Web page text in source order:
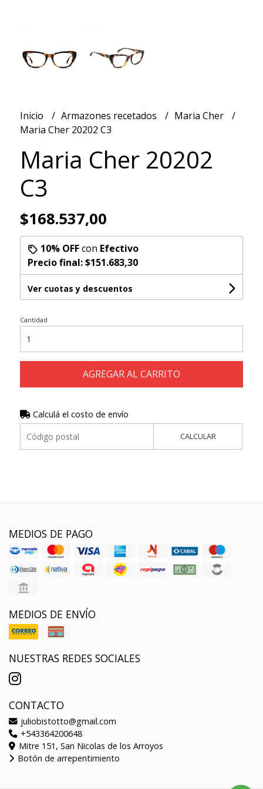
Inicio Armazones recetados
Maria Cher
Maria Cher 20202 C3
Maria Cher 20202
C3
$168.537,00
10% OFFcon Efectivo
Precio final:$151.683,30
Ver cuotas y descuentos
Cantidad
AGREGAR AL CARRITO
Calculá el costo de envío
CALCULAR
MEDIOS DE PAGO
MEDIOS DE ENVÍO
NUESTRAS REDES SOCIALES
CONTACTO
juliobistotto@gmail.com
+543364200648
Mitre 151, San Nicolas de los Arroyos
Botón de arrepentimiento